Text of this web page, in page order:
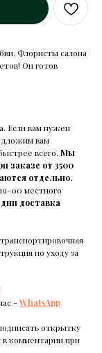
Флористы салона
Он готов
Если вам нужен
вам
всего. Мы
заказе от 3500
отдельно.
00 местного
доставка
по уходу за
-WhatsApp
открытку
в комментарии при